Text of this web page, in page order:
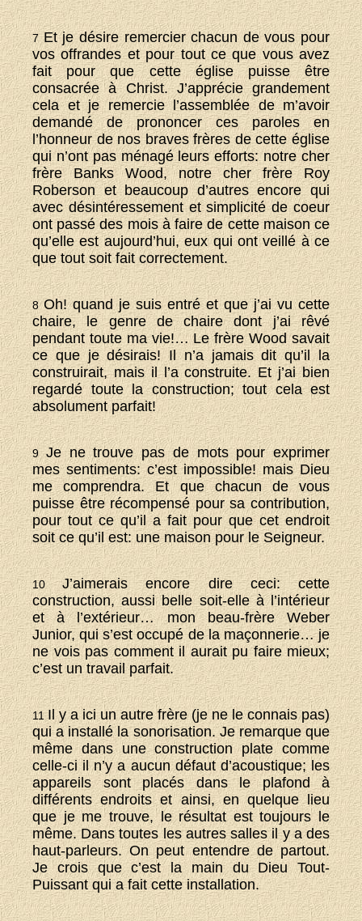
7Et je désire remercier chacun de vous pour
vos offrandes et pour tout ce que vous avez
fait pour que cette église puisse être
consacrée à Christ. J’apprécie grandement
cela et je remercie l’assemblée de m’avoir
demandé de prononcer ces paroles en
l’honneur de nos braves frères de cette église
qui n’ont pas ménagé leurs efforts: notre cher
frère Banks Wood, notre cher frère Roy
Roberson et beaucoup d’autres encore qui
avec désintéressement et simplicité de coeur
ont passé des mois à faire de cette maison ce
qu’elle est aujourd’hui, eux qui ont veillé à ce
que tout soit fait correctement.
8Oh! quand je suis entré et que j’ai vu cette
chaire, le genre de chaire dont j’ai rêvé
pendant toute ma vie!… Le frère Wood savait
ce que je désirais! Il n’a jamais dit qu’il la
construirait, mais il l’a construite. Et j’ai bien
regardé toute la construction; tout cela est
absolument parfait!
9Je ne trouve pas de mots pour exprimer
mes sentiments: c’est impossible! mais Dieu
me comprendra. Et que chacun de vous
puisse être récompensé pour sa contribution,
pour tout ce qu’il a fait pour que cet endroit
soit ce qu’il est: une maison pour le Seigneur.
10J’aimerais encore dire ceci: cette
construction, aussi belle soit-elle à l’intérieur
et à l’extérieur… mon beau-frère Weber
Junior, qui s’est occupé de la maçonnerie… je
ne vois pas comment il aurait pu faire mieux;
c’est un travail parfait.
11Il y a ici un autre frère (je ne le connais pas)
qui a installé la sonorisation. Je remarque que
même dans une construction plate comme
celle-ci il n’y a aucun défaut d’acoustique; les
appareils sont placés dans le plafond à
différents endroits et ainsi, en quelque lieu
que je me trouve, le résultat est toujours le
même. Dans toutes les autres salles il y a des
haut-parleurs. On peut entendre de partout.
Je crois que c’est la main du Dieu Tout-
Puissant qui a fait cette installation.